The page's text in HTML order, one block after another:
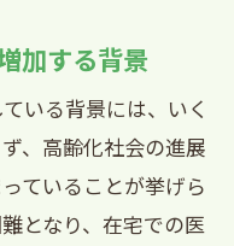
プ方法
けるキャリア形
対策
なるための秘訣
加する背景
いる背景には、いく
、高齢化社会の進展
ていることが挙げら
となり、在宅での医